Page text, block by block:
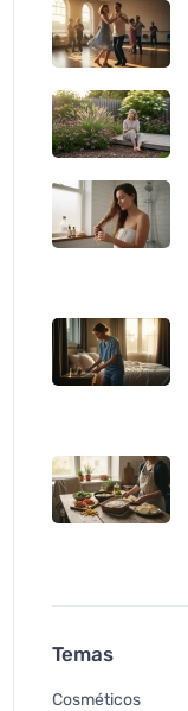
Temas
Cosméticos